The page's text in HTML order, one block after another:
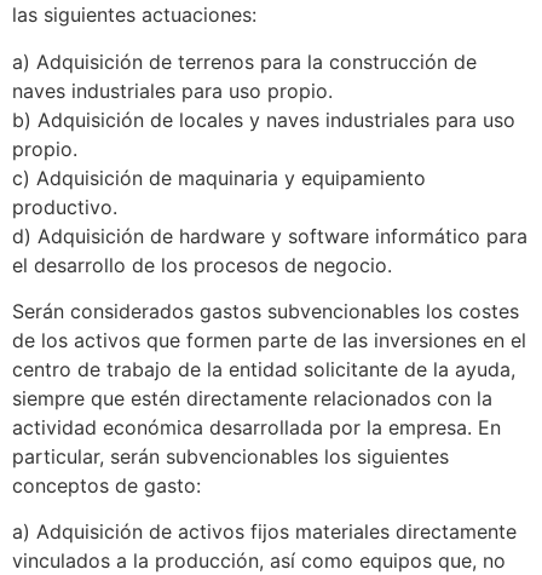
las siguientes actuaciones:
a) Adquisición de terrenos para la construcción de
naves industriales para uso propio.
b) Adquisición de locales y naves industriales para uso
propio.
c) Adquisición de maquinaria y equipamiento
productivo.
d) Adquisición de hardware y software informático para
el desarrollo de los procesos de negocio.
Serán considerados gastos subvencionables los costes
de los activos que formen parte de las inversiones en el
centro de trabajo de la entidad solicitante de la ayuda,
siempre que estén directamente relacionados con la
actividad económica desarrollada por la empresa. En
particular, serán subvencionables los siguientes
conceptos de gasto:
a) Adquisición de activos fijos materiales directamente
vinculados a la producción, así como equipos que, no